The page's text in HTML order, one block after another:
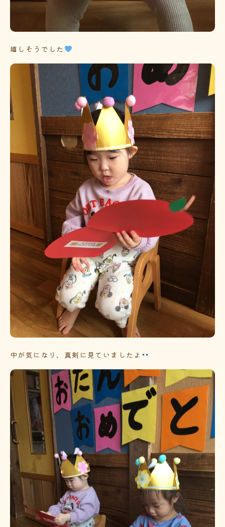
嬉しそうでした
中が気になり、真剣に見ていましたよ